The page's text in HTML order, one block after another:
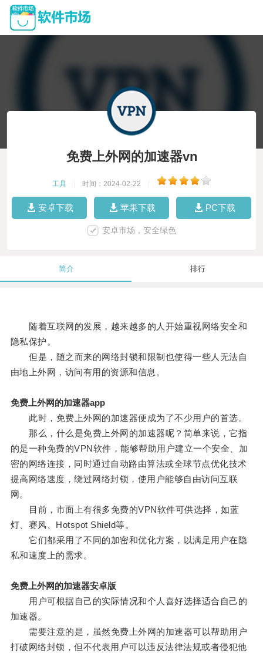
免费上外网的加速器vn
工具 时间：2024-02-22
安卓下载 苹果下载 PC下载
安卓市场，安全绿色
简介 排行
随着互联网的发展，越来越多的人开始重视网络安全和
隐私保护。
但是，随之而来的网络封锁和限制也使得一些人无法自
由地上外网，访问有用的资源和信息。
免费上外网的加速器app
此时，免费上外网的加速器便成为了不少用户的首选。
那么，什么是免费上外网的加速器呢？简单来说，它指
的是一种免费的VPN软件，能够帮助用户建立一个安全、加
密的网络连接，同时通过自动路由算法或全球节点优化技术
提高网络速度，绕过网络封锁，使用户能够自由访问互联
网。
目前，市面上有很多免费的VPN软件可供选择，如蓝
灯、赛风、Hotspot Shield等。
它们都采用了不同的加密和优化方案，以满足用户在隐
私和速度上的需求。
免费上外网的加速器安卓版
用户可根据自己的实际情况和个人喜好选择适合自己的
加速器。
需要注意的是，虽然免费上外网的加速器可以帮助用户
打破网络封锁，但不代表用户可以违反法律法规或者侵犯他